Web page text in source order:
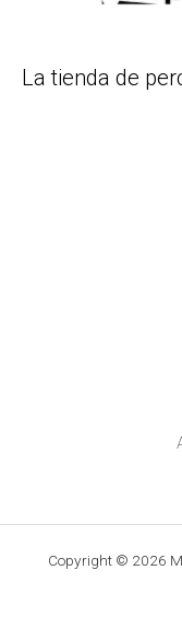
La tienda de
Copyright © 2026